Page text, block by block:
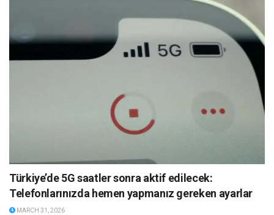
Türkiye’de 5G saatler sonra aktif edilecek:
Telefonlarınızda hemen yapmanız gereken ayarlar
MARCH 31, 2026